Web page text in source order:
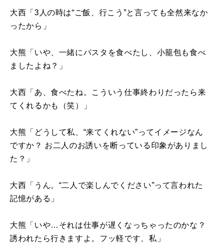
大西「 3 人の時は“ご飯、行こう”と言っても全然来なか
ったから」
大熊「いや、一緒にパスタを食べたし、小籠包も食べ
ましたよね？」
大西「あ、食べたね。こういう仕事終わりだったら来
てくれるかも（笑）」
大熊「どうして私、“来てくれない”ってイメージなん
ですか？ お二人のお誘いを断っている印象がありまし
た？」
大西「うん。“二人で楽しんでください”って言われた
記憶がある」
大熊「いや…それは仕事が遅くなっちゃったのかな？
誘われたら行きますよ。フッ軽です、私」